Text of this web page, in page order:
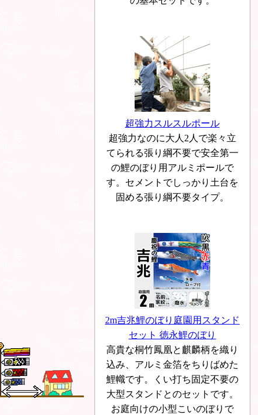
超強力スルスルポール
超強力なのに大人2人で楽々立
てられる張り綱不要で安全第一
の鯉のぼり用アルミポールで
す。セメントでしっかり土台を
固める張り綱不要タイプ。
2m吉兆鯉のぼり庭園用スタンド
セット 徳永鯉のぼり
高貴な桐竹鳳凰と麒麟柄を織り
込み、アルミ金箔をちりばめた
鯉幟です。くい打ち固定不要の
大型スタンドとのセットです。
お庭向けの小型こいのぼりで